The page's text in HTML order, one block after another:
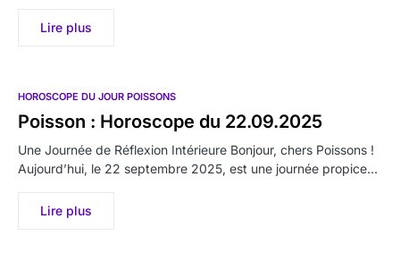
Lire plus
HOROSCOPE DU JOUR POISSONS
Poisson : Horoscope du 22.09.2025
Une Journée de Réflexion Intérieure Bonjour, chers Poissons !
Aujourd’hui, le 22 septembre 2025, est une journée propice…
Lire plus